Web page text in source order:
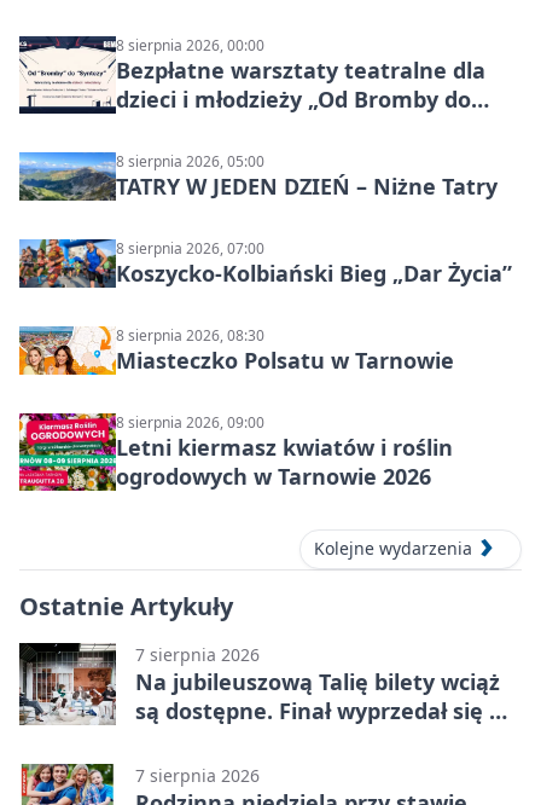
8 sierpnia 2026, 00:00
Bezpłatne warsztaty teatralne dla
dzieci i młodzieży „Od Bromby do
8 sierpnia 2026, 05:00
TATRY W JEDEN DZIEŃ – Niżne Tatry
8 sierpnia 2026, 07:00
Koszycko-Kolbiański Bieg „Dar Życia”
8 sierpnia 2026, 08:30
Miasteczko Polsatu w Tarnowie
8 sierpnia 2026, 09:00
Letni kiermasz kwiatów i roślin
ogrodowych w Tarnowie 2026
Kolejne wydarzenia
Ostatnie Artykuły
7 sierpnia 2026
Na jubileuszową Talię bilety wciąż
są dostępne. Finał wyprzedał się w
7 sierpnia 2026